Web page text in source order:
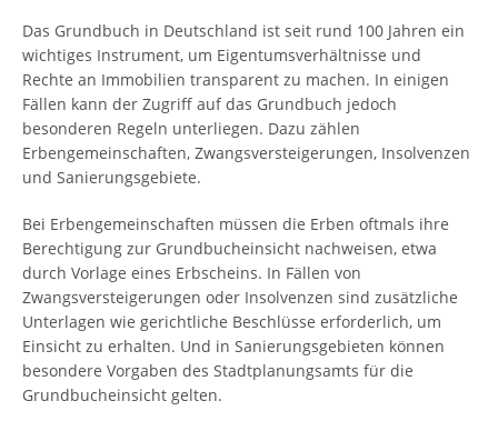
Das Grundbuch in Deutschland ist seit rund 100 Jahren ein
wichtiges Instrument, um Eigentumsverhältnisse und
Rechte an Immobilien transparent zu machen. In einigen
Fällen kann der Zugriff auf das Grundbuch jedoch
besonderen Regeln unterliegen. Dazu zählen
Erbengemeinschaften, Zwangsversteigerungen, Insolvenzen
und Sanierungsgebiete.
Bei Erbengemeinschaften müssen die Erben oftmals ihre
Berechtigung zur Grundbucheinsicht nachweisen, etwa
durch Vorlage eines Erbscheins. In Fällen von
Zwangsversteigerungen oder Insolvenzen sind zusätzliche
Unterlagen wie gerichtliche Beschlüsse erforderlich, um
Einsicht zu erhalten. Und in Sanierungsgebieten können
besondere Vorgaben des Stadtplanungsamts für die
Grundbucheinsicht gelten.